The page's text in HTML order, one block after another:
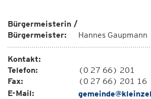
Bürgermeisterin /
Bürgermeister:
Hannes Gaupmann
Kontakt:
Telefon:
(0 27 66) 201
Fax:
(0 27 66) 201 16
E-Mail: